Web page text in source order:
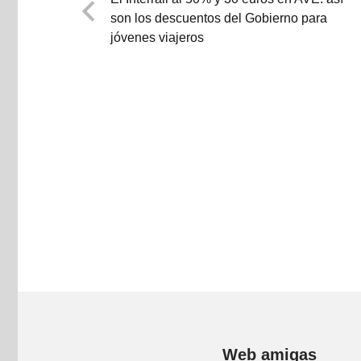
son los descuentos del Gobierno para
jóvenes viajeros
Web amigas